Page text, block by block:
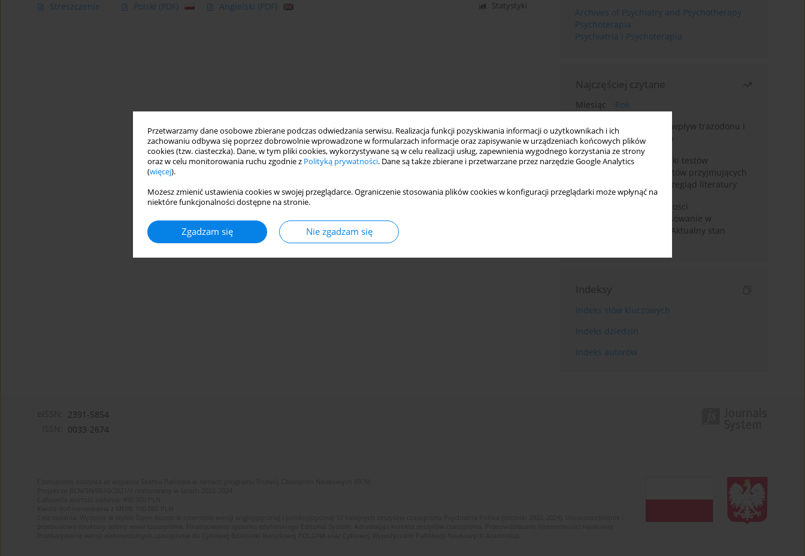
Przetwarzamy dane osobowe zbierane podczas odwiedzania serwisu. Realizacja funkcji pozyskiwania informacji o użytkownikach i ich
zachowaniu odbywa się poprzez dobrowolnie wprowadzone w formularzach informacje oraz zapisywanie w urządzeniach końcowych plików
cookies (tzw. ciasteczka). Dane, w tym pliki cookies, wykorzystywane są w celu realizacji usług, zapewnienia wygodnego korzystania ze strony
oraz w celu monitorowania ruchu zgodnie z Polityką prywatności. Dane są także zbierane i przetwarzane przez narzędzie Google Analytics
(więcej).
Możesz zmienić ustawienia cookies w swojej przeglądarce. Ograniczenie stosowania plików cookies w konfiguracji przeglądarki może wpłynąć na
niektóre funkcjonalności dostępne na stronie.
Zgadzam się Nie zgadzam się
Streszczenie Polski (PDF) Angielski (PDF) Statystyki
Archives of Psychiatry and Psychotherapy
Psychoterapia
Psychiatria i Psychoterapia
Najczęściej czytane
Miesiąc
Rok
Leczenie bezsenności – wpływ trazodonu i
leków nasennych na sen
Fałszywie dodatnie wyniki testów
narkotykowych u pacjentów przyjmujących
leki psychotropowe – przegląd literatury
Wortioksetyna – właściwości
farmakologiczne i zastosowanie w
zaburzeniach nastroju. Aktualny stan
Indeksy
Indeks słów kluczowych
Indeks dziedzin
Indeks autorów
2391-5854
0033-2674